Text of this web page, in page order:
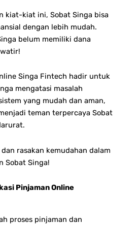
kiat-kiat ini, Sobat Singa bisa
dengan lebih mudah.
belum memiliki dana
Singa Fintech hadir untuk
mengatasi masalah
yang mudah dan aman,
teman terpercaya Sobat
rasakan kemudahan dalam
Sobat Singa!
Pinjaman Online
proses pinjaman dan